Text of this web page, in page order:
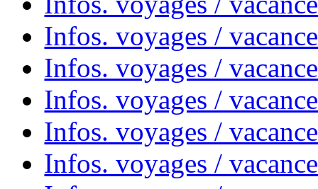
Infos. voyages /
Infos. voyages /
Infos. voyages /
Infos. voyages /
Infos. voyages /